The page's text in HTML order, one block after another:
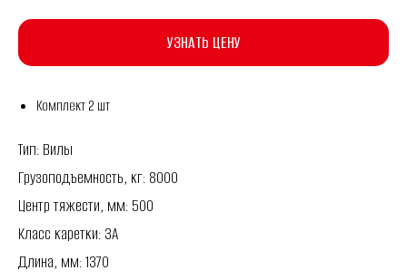
УЗНАТЬ ЦЕНУ
Комплект 2 шт
Тип: Вилы
Грузоподъемность, кг: 8000
Центр тяжести, мм: 500
Класс каретки: 3A
Длина, мм: 1370